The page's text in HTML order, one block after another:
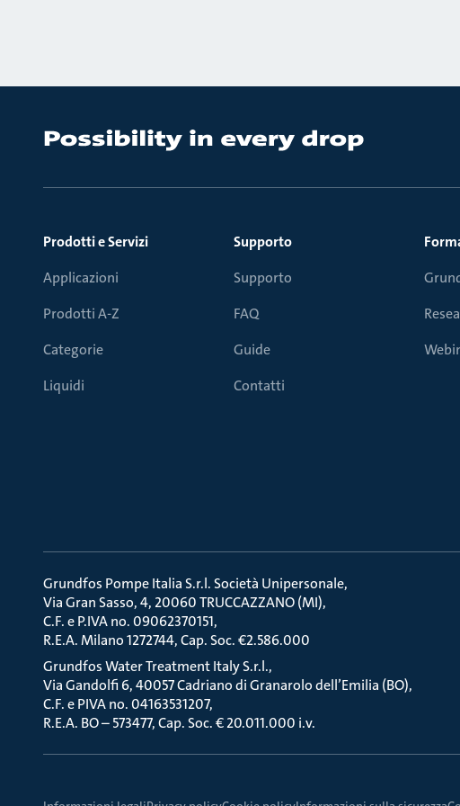
Prodotti e Servizi
Applicazioni
Prodotti A-Z
Categorie
Liquidi
Supporto
Supporto
FAQ
Guide
Contatti
Grundfos Pompe Italia S.r.l. Società Unipersonale
Via Gran Sasso, 4, 20060 TRUCCAZZANO (MI)
C.F. e P.IVA no. 09062370151
R.E.A. Milano 1272744, Cap. Soc. €2.586.000
Grundfos Water Treatment Italy S.r.l.
Via Gandolfi 6, 40057 Cadriano di Granarolo dell’Emilia (BO)
C.F. e PIVA no. 04163531207
R.E.A. BO – 573477, Cap. Soc. € 20.011.000 i.v.